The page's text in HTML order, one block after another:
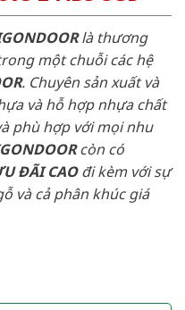
là thương
một chuỗi các hệ
. Chuyên sản xuất và
và hỗ hợp nhựa chất
phù hợp với mọi nhu
còn có
ĐÃI CAOđi kèm với sự
và cả phân khúc giá